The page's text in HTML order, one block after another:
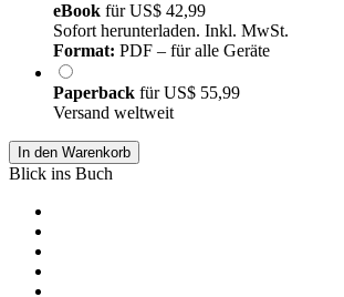
eBook fürUS$ 42,99
Sofort herunterladen. Inkl. MwSt.
Format: PDF – für alle Geräte
Paperback fürUS$ 55,99
Versand weltweit
In den Warenkorb
Blick ins Buch